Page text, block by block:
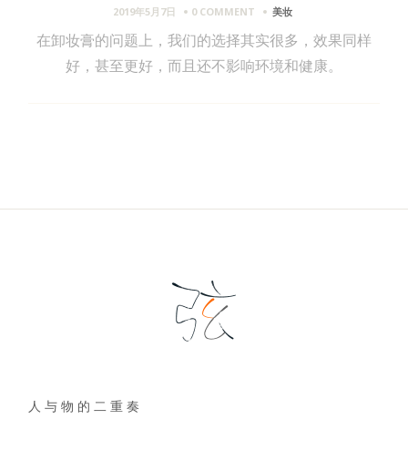
2019年5月7日 0 COMMENT 美妆
在卸妆膏的问题上，我们的选择其实很多，效果同样
好，甚至更好，而且还不影响环境和健康。
人 与 物 的 二 重 奏